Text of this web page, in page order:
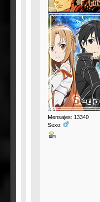
Mensajes: 13340
Sexo: